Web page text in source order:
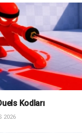
Kodları
2026